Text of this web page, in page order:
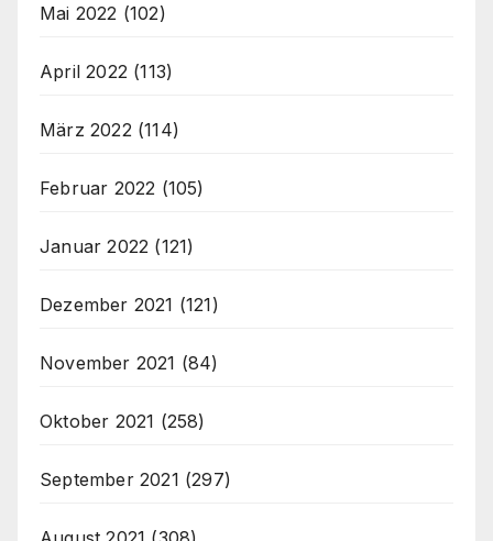
Mai 2022 (102)
April 2022 (113)
März 2022 (114)
Februar 2022 (105)
Januar 2022 (121)
Dezember 2021 (121)
November 2021 (84)
Oktober 2021 (258)
September 2021 (297)